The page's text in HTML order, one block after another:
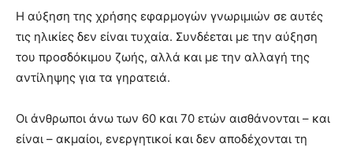
Η αύξηση της χρήσης εφαρμογών γνωριμιών σε αυτές
τις ηλικίες δεν είναι τυχαία. Συνδέεται με την αύξηση
του προσδόκιμου ζωής, αλλά και με την αλλαγή της
αντίληψης για τα γηρατειά.
Οι άνθρωποι άνω των 60 και 70 ετών αισθάνονται – και
είναι – ακμαίοι, ενεργητικοί και δεν αποδέχονται τη